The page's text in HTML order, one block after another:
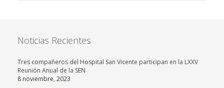
Noticias Recientes
Tres compañeros del Hospital San Vicente participan en la LXXV
Reunión Anual de la SEN
8 noviembre, 2023